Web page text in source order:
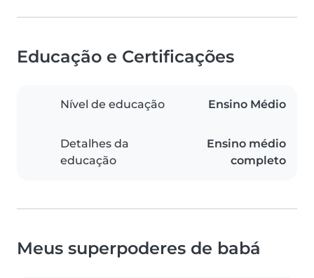
Educação e Certificações
Nível de educação Ensino Médio
Detalhes da
educação
Ensino médio
completo
Meus superpoderes de babá